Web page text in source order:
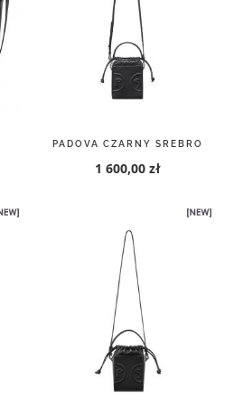
PADOVA CZARNY SREBRO
1 600,00 zł